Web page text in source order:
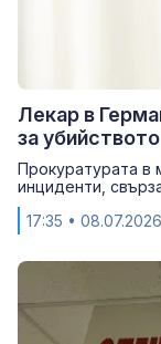
Лекар в
за
Прокуратурата в
инциденти,
17:35 • 08.07.2026